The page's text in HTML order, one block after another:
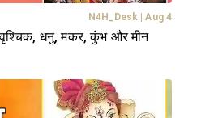
N4H_Desk Aug 4
धनु, मकर, कुंभ और मीन